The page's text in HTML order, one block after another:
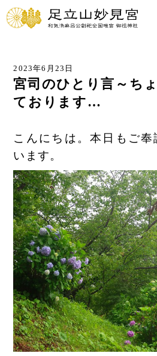
2023年6月23日
宮司のひとり言～ち
ております…
こんにちは。本日もご
います。